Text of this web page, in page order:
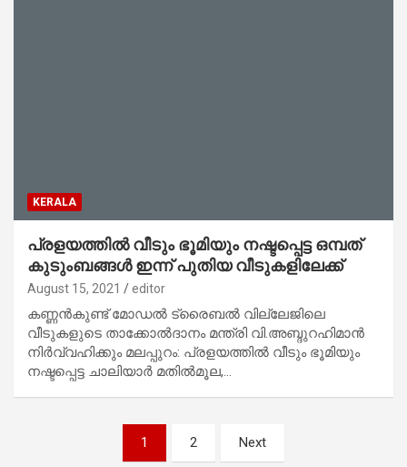
KERALA
പ്രളയത്തില്‍ വീടും ഭൂമിയും നഷ്ടപ്പെട്ട ഒമ്പത്
കുടുംബങ്ങള്‍ ഇന്ന് പുതിയ വീടുകളിലേക്ക്
August 15, 2021 editor
കണ്ണന്‍കുണ്ട് മോഡല്‍ ട്രൈബല്‍ വില്ലേജിലെ
വീടുകളുടെ താക്കോല്‍ദാനം മന്ത്രി വി.അബ്ദുറഹിമാന്‍
നിര്‍വ്വഹിക്കും മലപ്പുറം: പ്രളയത്തില്‍ വീടും ഭൂമിയും
നഷ്ടപ്പെട്ട ചാലിയാര്‍ മതില്‍മൂല,…
1 2 Next